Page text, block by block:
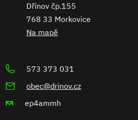
Dřínov čp.155
768 33 Morkovice
Na mapě
573 373 031
obec@drinov.cz
ep4ammh